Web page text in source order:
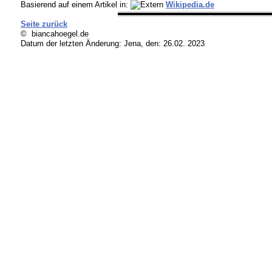
Basierend auf einem Artikel in: Wikipedia.de
Seite zurück
© biancahoegel.de
Datum der letzten Änderung: Jena, den: 26.02. 2023